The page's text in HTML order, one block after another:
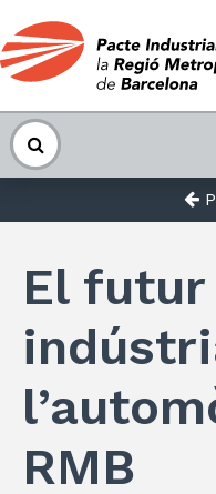
El
RMB